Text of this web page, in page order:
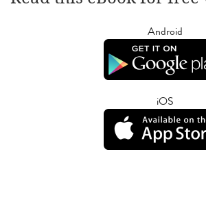
Android
iOS